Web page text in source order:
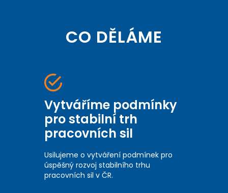
CO DĚLÁME
Vytváříme podmínky
pro stabilní trh
pracovních sil
Usilujeme o vytváření podmínek pro
úspěšný rozvoj stabilního trhu
pracovních sil v ČR.